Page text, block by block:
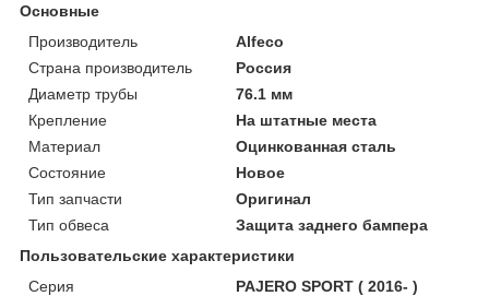
Основные
Производитель
Alfeco
Страна производитель
Россия
Диаметр трубы
76.1 мм
Крепление
На штатные места
Материал
Оцинкованная сталь
Состояние
Новое
Тип запчасти
Оригинал
Тип обвеса
Защита заднего бампера
Пользовательские характеристики
Серия
PAJERO SPORT ( 2016- )